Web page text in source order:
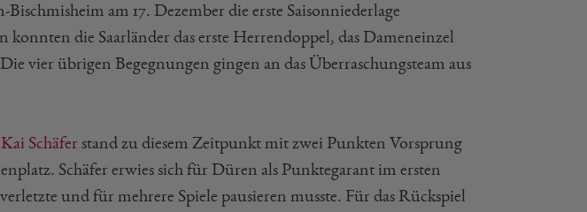
Bischmisheim am 17. Dezember die erste Saisonniederlage
die Saarländer das erste Herrendoppel, das Dameneinzel
vier übrigen Begegnungen gingen an das Überraschungsteam aus
Kai Schäfer stand zu diesem Zeitpunkt mit zwei Punkten Vorsprung
Schäfer erwies sich für Düren als Punktegarant im ersten
und für mehrere Spiele pausieren musste. Für das Rückspiel